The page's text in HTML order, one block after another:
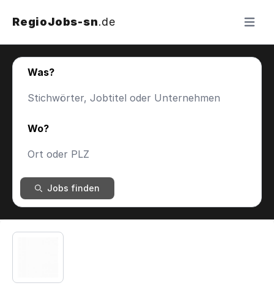
RegioJobs-sn.de Menü
Was?
Wo?
Jobs finden